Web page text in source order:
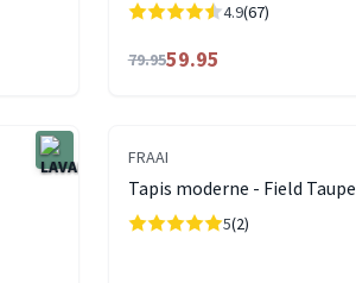
4.9(67)
79.9559.95
FRAAI
Tapis moderne - Field Taupe
5(2)